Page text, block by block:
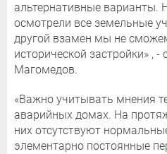
альтернативные варианты.
осмотрели все земельные
другой взамен мы не
исторической застройки» , -
Магомедов.
«Важно учитывать мнения
аварийных домах. На
них отсутствуют
элементарно постоянные